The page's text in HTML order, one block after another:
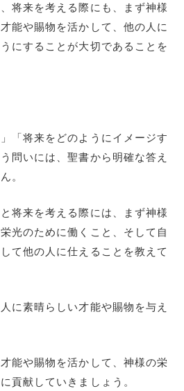
将来を考える際にも、まず神様
能や賜物を活かして、他の人に
にすることが大切であることを
「将来をどのようにイメージす
問いには、聖書から明確な答え
。
将来を考える際には、まず神様
光のために働くこと、そして自
て他の人に仕えることを教えて
に素晴らしい才能や賜物を与え
能や賜物を活かして、神様の栄
貢献していきましょう。